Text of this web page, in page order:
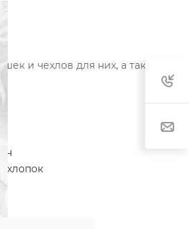
и чехлов для них, а также
хлопок